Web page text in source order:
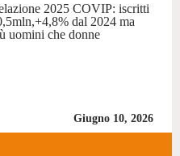
2025 COVIP: iscritti
dal 2024 ma
uomini che donne
Giugno 10, 2026